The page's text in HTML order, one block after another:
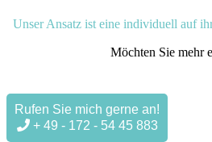
Unser Ansatz ist eine individuell auf
Möchten Sie mehr
Rufen Sie mich gerne an!
+ 49 - 172 - 54 45 883